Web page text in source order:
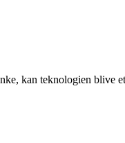
kan teknologien blive